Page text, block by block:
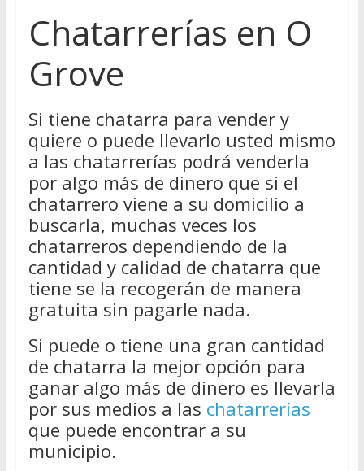
Chatarrerías en O
Grove
Si tiene chatarra para vender y
quiere o puede llevarlo usted mismo
a las chatarrerías podrá venderla
por algo más de dinero que si el
chatarrero viene a su domicilio a
buscarla, muchas veces los
chatarreros dependiendo de la
cantidad y calidad de chatarra que
tiene se la recogerán de manera
gratuita sin pagarle nada.
Si puede o tiene una gran cantidad
de chatarra la mejor opción para
ganar algo más de dinero es llevarla
por sus medios a las chatarrerías
que puede encontrar a su
municipio.